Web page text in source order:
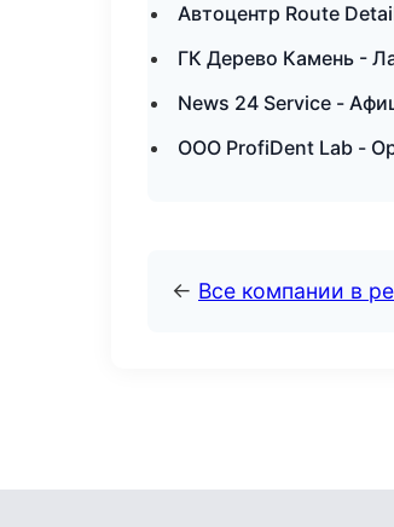
Автоцентр Route
ГК Дерево Камень -
News 24 Service -
ООО ProfiDent Lab -
← Все компании в